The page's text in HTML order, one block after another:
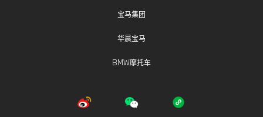
宝马集团
华晨宝马
BMW摩托车